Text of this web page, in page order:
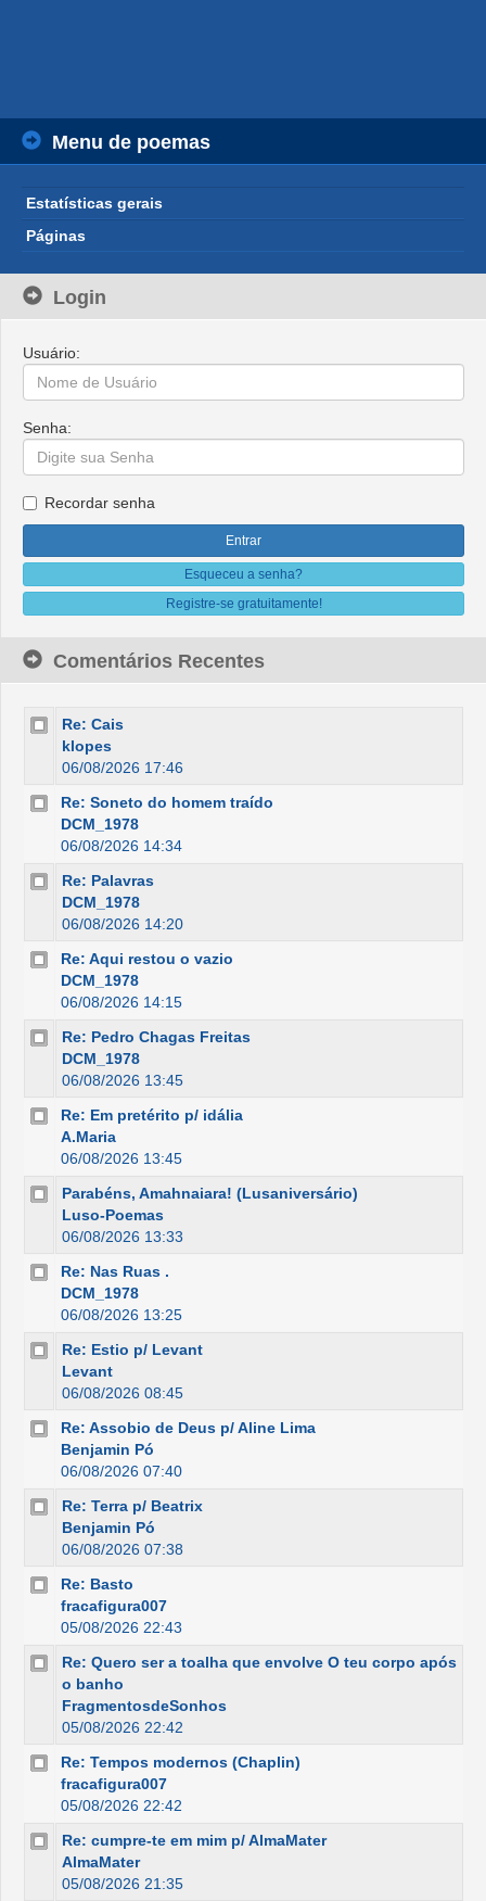
Menu de poemas
Estatísticas gerais
Páginas
Login
Usuário:
Senha:
Recordar senha
Esqueceu a senha?
Registre-se gratuitamente!
Comentários Recentes
Re: Cais
klopes
06/08/2026 17:46
Re: Soneto do homem traído
DCM_1978
06/08/2026 14:34
Re: Palavras
DCM_1978
06/08/2026 14:20
Re: Aqui restou o vazio
DCM_1978
06/08/2026 14:15
Re: Pedro Chagas Freitas
DCM_1978
06/08/2026 13:45
Re: Em pretérito p/ idália
A.Maria
06/08/2026 13:45
Parabéns, Amahnaiara! (Lusaniversário)
Luso-Poemas
06/08/2026 13:33
Re: Nas Ruas .
DCM_1978
06/08/2026 13:25
Re: Estio p/ Levant
Levant
06/08/2026 08:45
Re: Assobio de Deus p/ Aline Lima
Benjamin Pó
06/08/2026 07:40
Re: Terra p/ Beatrix
Benjamin Pó
06/08/2026 07:38
Re: Basto
fracafigura007
05/08/2026 22:43
Re: Quero ser a toalha que envolve O teu corpo após
o banho
FragmentosdeSonhos
05/08/2026 22:42
Re: Tempos modernos (Chaplin)
fracafigura007
05/08/2026 22:42
Re: cumpre-te em mim p/ AlmaMater
AlmaMater
05/08/2026 21:35